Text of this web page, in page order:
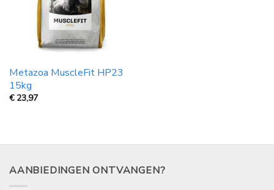
Metazoa MuscleFit HP23
15kg
€ 23,97
AANBIEDINGEN ONTVANGEN?